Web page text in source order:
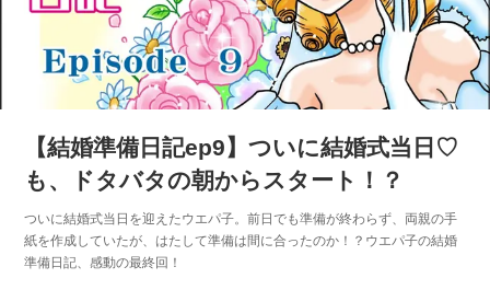
【結婚準備日記ep9】ついに結婚式当日♡
も、ドタバタの朝からスタート！？
ついに結婚式当日を迎えたウエパ子。前日でも準備が終わらず、両親の手
紙を作成していたが、はたして準備は間に合ったのか！？ウエパ子の結婚
準備日記、感動の最終回！